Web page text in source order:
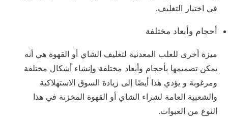
في اختيار التغليف.
أحجام وأبعاد مختلفة
ميزة أخرى للعلب المعدنية لتغليف الشاي أو القهوة هي أنه
يمكن تصميمها بأحجام وأبعاد مختلفة وإنشاء أشكال مختلفة
ومرغوبة و يؤدي هذا أيضًا إلى زيادة السوق الاستهلاكية
والشعبية العامة لشراء الشاي أو القهوة المخزنة في هذا
النوع من العبوات.